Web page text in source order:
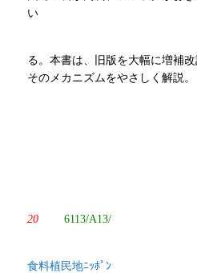
い
る。本書は、旧版を大幅に増補
そのメカニズムをやさしく解説。
20 6113/A13/
食料植民地ﾆｯﾎﾟﾝ